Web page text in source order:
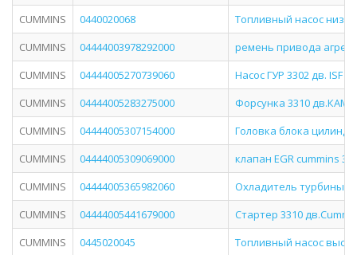
CUMMINS
0440020068
Топливный насос
CUMMINS
04444003978292000
ремень привода
CUMMINS
04444005270739060
Насос ГУР 3302 дв. ISF
CUMMINS
04444005283275000
Форсунка 3310
CUMMINS
04444005307154000
Головка блока
CUMMINS
04444005309069000
клапан EGR cummins
CUMMINS
04444005365982060
Охладитель турбины
CUMMINS
04444005441679000
Стартер 3310
CUMMINS
0445020045
Топливный насос